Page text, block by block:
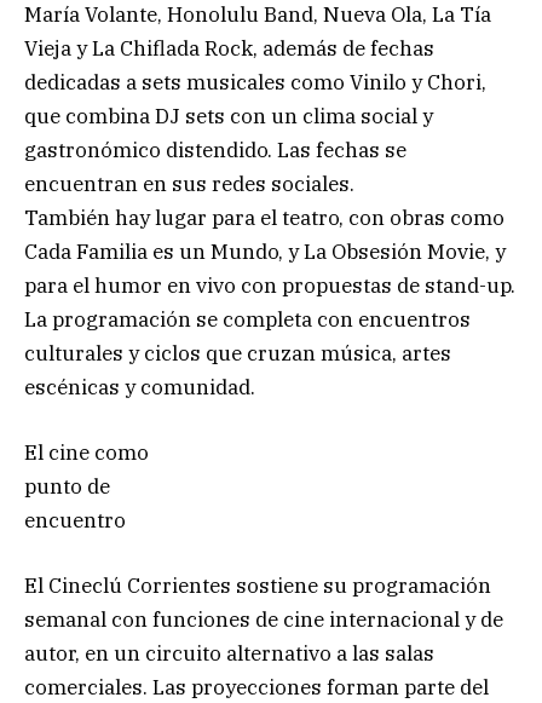
María Volante, Honolulu Band, Nueva Ola, La Tía
Vieja y La Chiflada Rock, además de fechas
dedicadas a sets musicales como Vinilo y Chori,
que combina DJ sets con un clima social y
gastronómico distendido. Las fechas se
encuentran en sus redes sociales.
También hay lugar para el teatro, con obras como
Cada Familia es un Mundo, y La Obsesión Movie, y
para el humor en vivo con propuestas de stand-up.
La programación se completa con encuentros
culturales y ciclos que cruzan música, artes
escénicas y comunidad.
El cine como
punto de
encuentro
El Cineclú Corrientes sostiene su programación
semanal con funciones de cine internacional y de
autor, en un circuito alternativo a las salas
comerciales. Las proyecciones forman parte del